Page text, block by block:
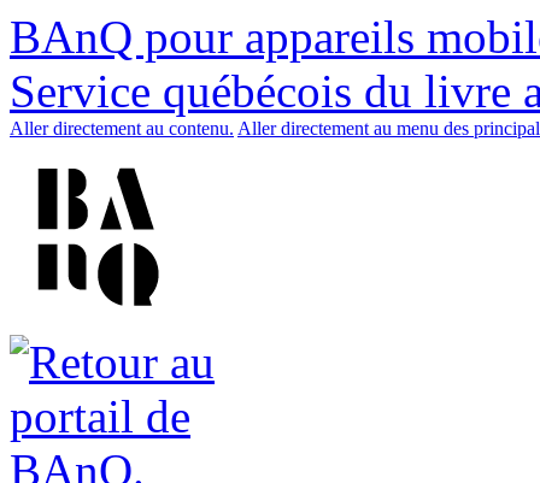
BAnQ pour appareils
Service québécois du livre
Aller directement au contenu. Aller directement au menu des